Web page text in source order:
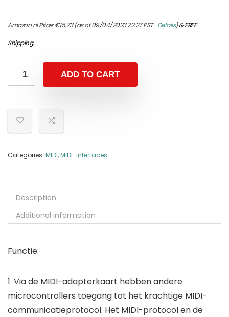
Amazon.nl Price:€15.73(as of 09/04/2023 22:27 PST-Details)&FREE
Shipping.
ADD TO CART
Categories: MIDI,MIDI-interfaces
Description
Additional information
Functie:
1. Via de MIDI-adapterkaart hebben andere
microcontrollers toegang tot het krachtige MIDI-
communicatieprotocol. Het MIDI-protocol en de